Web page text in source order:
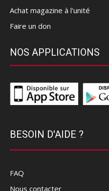
Achat magazine à l'unité
Faire un don
NOS APPLICATIONS
BESOIN D'AIDE ?
FAQ
Nous contacter